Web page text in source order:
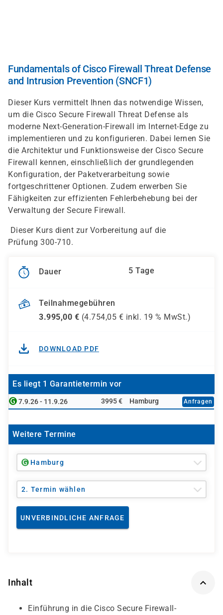
Fundamentals of Cisco Firewall Threat Defense
and Intrusion Prevention (SNCF1)
Dieser Kurs vermittelt Ihnen das notwendige Wissen,
um die Cisco Secure Firewall Threat Defense als
moderne Next-Generation-Firewall im Internet-Edge zu
implementieren und zu konfigurieren. Dabei lernen Sie
die Architektur und Funktionsweise der Cisco Secure
Firewall kennen, einschließlich der grundlegenden
Konfiguration, der Paketverarbeitung sowie
fortgeschrittener Optionen. Zudem erwerben Sie
Fähigkeiten zur effizienten Fehlerbehebung bei der
Verwaltung der Secure Firewall.
Dieser Kurs dient zur Vorbereitung auf die
Prüfung 300-710.
Dauer 5 Tage
Teilnahmegebühren
3.995,00 € (4.754,05 € inkl. 19 % MwSt.)
DOWNLOAD PDF
Es liegt 1 Garantietermin vor
7.9.26 - 11.9.26 3995 € Hamburg Anfragen
Weitere Termine
Hamburg
2. Termin wählen
UNVERBINDLICHE ANFRAGE
Inhalt
Einführung in die Cisco Secure Firewall-